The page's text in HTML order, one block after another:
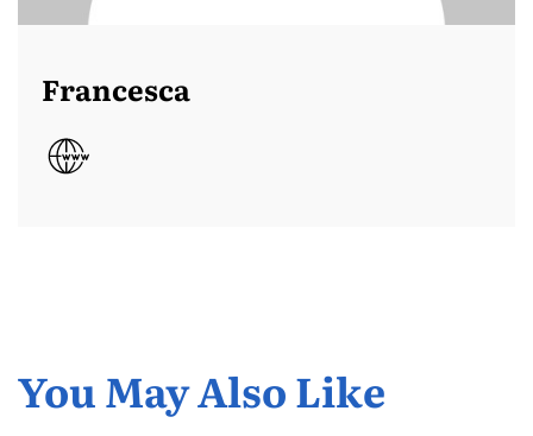
Francesca
You May Also Like